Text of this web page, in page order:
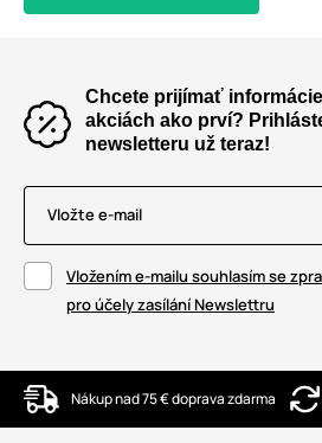
Chcete prijímať
akciách ako prví?
newsletteru už teraz!
Vložte e-mail
Vložením e-mailu souhlasím se
pro účely zasílání Newslettru
Nákup nad 75 € doprava zdarma